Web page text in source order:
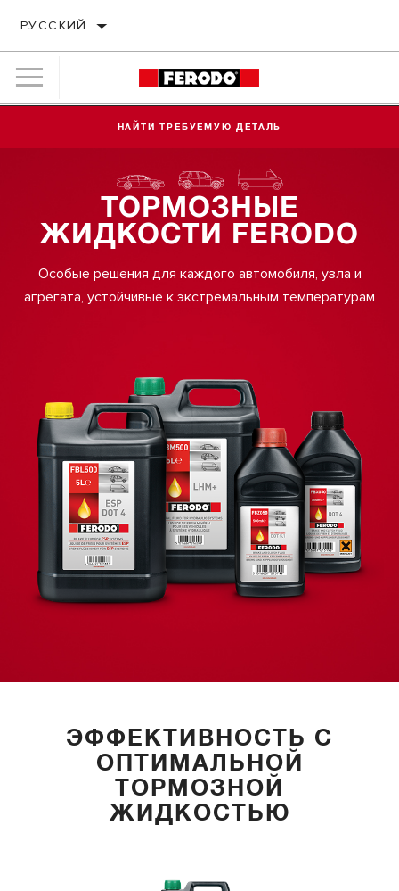
РУССКИЙ
НАЙТИ ТРЕБУЕМУЮ ДЕТАЛЬ
ТОРМОЗНЫЕ
ЖИДКОСТИ FERODO
Особые решения для каждого автомобиля, узла и
агрегата, устойчивые к экстремальным температурам
ЭФФЕКТИВНОСТЬ С
ОПТИМАЛЬНОЙ
ТОРМОЗНОЙ
ЖИДКОСТЬЮ